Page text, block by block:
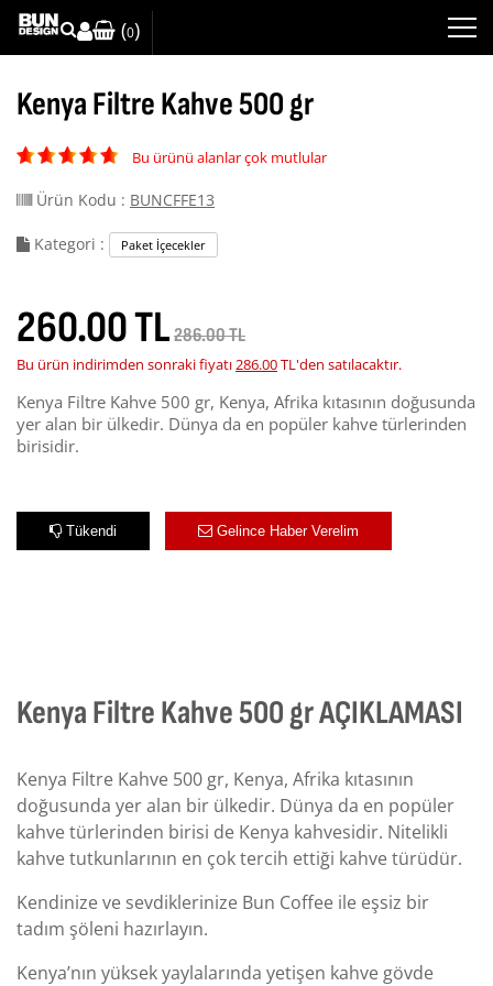
(0)
Kenya Filtre Kahve 500 gr
Bu ürünü alanlar çok mutlular
Ürün Kodu : BUNCFFE13
Kategori : Paket İçecekler
260.00 TL286.00 TL
Bu ürün indirimden sonraki fiyatı286.00TL'den satılacaktır.
Kenya Filtre Kahve 500 gr, Kenya, Afrika kıtasının doğusunda
yer alan bir ülkedir. Dünya da en popüler kahve türlerinden
birisidir.
Tükendi Gelince Haber Verelim
Kenya Filtre Kahve 500 gr AÇIKLAMASI
Kenya Filtre Kahve 500 gr, Kenya, Afrika kıtasının
doğusunda yer alan bir ülkedir. Dünya da en popüler
kahve türlerinden birisi de Kenya kahvesidir. Nitelikli
kahve tutkunlarının en çok tercih ettiği kahve türüdür.
Kendinize ve sevdiklerinize Bun Coffee ile eşsiz bir
tadım şöleni hazırlayın.
Kenya’nın yüksek yaylalarında yetişen kahve gövde